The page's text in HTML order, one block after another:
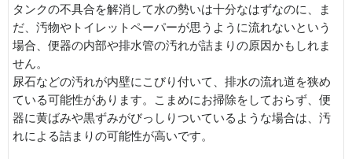
タンクの不具合を解消して水の勢いは十分なはずなのに、ま
だ、汚物やトイレットペーパーが思うように流れないという
場合、便器の内部や排水管の汚れが詰まりの原因かもしれま
せん。
尿石などの汚れが内壁にこびり付いて、排水の流れ道を狭め
ている可能性があります。こまめにお掃除をしておらず、便
器に黄ばみや黒ずみがびっしりついているような場合は、汚
れによる詰まりの可能性が高いです。